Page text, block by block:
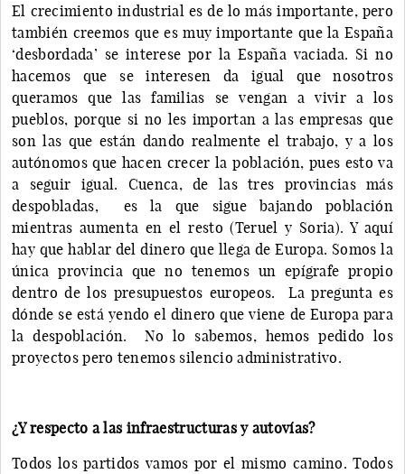
El crecimiento industrial es de lo más importante, pero
también creemos que es muy importante que la España
‘desbordada’ se interese por la España vaciada. Si no
hacemos que se interesen da igual que nosotros
queramos que las familias se vengan a vivir a los
pueblos, porque si no les importan a las empresas que
son las que están dando realmente el trabajo, y a los
autónomos que hacen crecer la población, pues esto va
a seguir igual. Cuenca, de las tres provincias más
despobladas, es la que sigue bajando población
mientras aumenta en el resto (Teruel y Soria). Y aquí
hay que hablar del dinero que llega de Europa. Somos la
única provincia que no tenemos un epígrafe propio
dentro de los presupuestos europeos. La pregunta es
dónde se está yendo el dinero que viene de Europa para
la despoblación. No lo sabemos, hemos pedido los
proyectos pero tenemos silencio administrativo.
¿Y respecto a las infraestructuras y autovías?
Todos los partidos vamos por el mismo camino. Todos